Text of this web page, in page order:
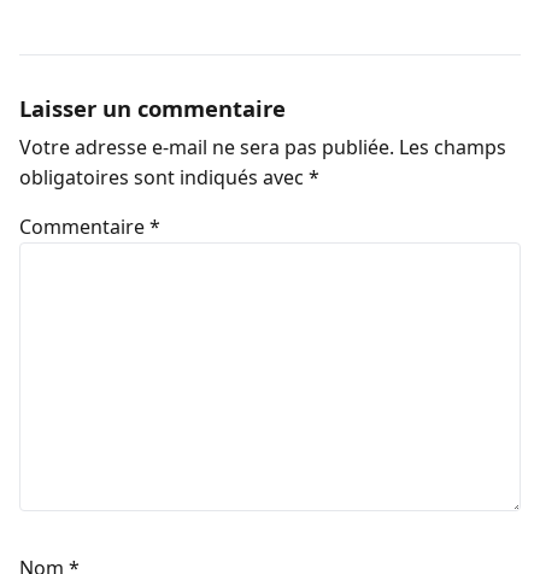
Laisser un commentaire
Votre adresse e-mail ne sera pas publiée. Les champs
obligatoires sont indiqués avec *
Commentaire*
Nom *